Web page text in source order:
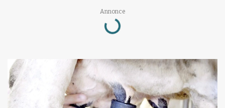
Annonce
Loading...